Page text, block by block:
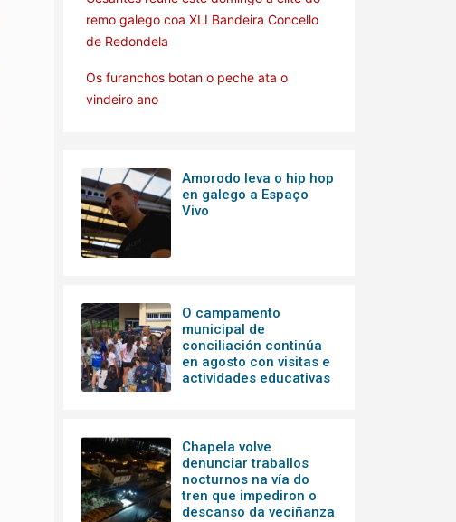
remo galego coa XLI Bandeira Concello
de Redondela
Os furanchos botan o peche ata o
vindeiro ano
Amorodo leva o hip hop
en galego a Espaço
Vivo
O campamento
municipal de
conciliación continúa
en agosto con visitas e
actividades educativas
Chapela volve
denunciar traballos
nocturnos na vía do
tren que impediron o
descanso da veciñanza